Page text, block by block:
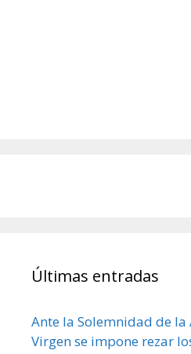
Últimas entradas
Ante la Solemnidad de la
Virgen se impone rezar